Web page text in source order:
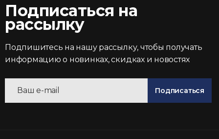
Подписаться на
рассылку
Подпишитесь на нашу рассылку, чтобы получать
информацию о новинках, скидках и новостях
Подписаться